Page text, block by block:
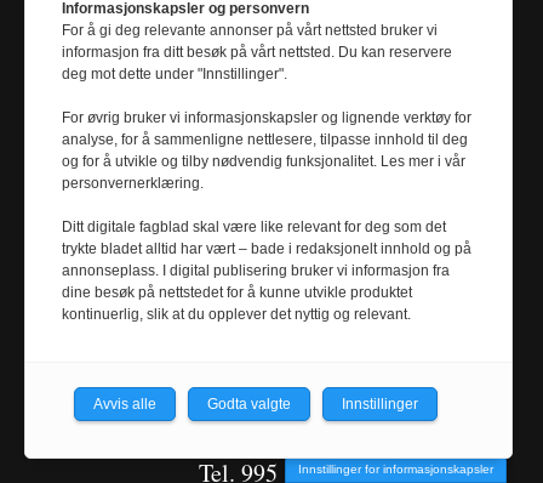
Tel. 918 97 876
Redaksjonssjef
BENEDIKTERIKSTAD
JAVOROVIC
benedikt.e.javorovic@
universitetsavisa.no
Tel. 472 38 560
mari.r.hanger@
Tel. 995 86 297Innstillinger for informasjonskapsler
Informasjonskapsler og personvern
For å gi deg relevante annonser på vårt nettsted bruker vi
informasjon fra ditt besøk på vårt nettsted. Du kan reservere
deg mot dette under "Innstillinger".
For øvrig bruker vi informasjonskapsler og lignende verktøy for
analyse, for å sammenligne nettlesere, tilpasse innhold til deg
og for å utvikle og tilby nødvendig funksjonalitet. Les mer i vår
personvernerklæring.
Ditt digitale fagblad skal være like relevant for deg som det
trykte bladet alltid har vært – bade i redaksjonelt innhold og på
annonseplass. I digital publisering bruker vi informasjon fra
dine besøk på nettstedet for å kunne utvikle produktet
kontinuerlig, slik at du opplever det nyttig og relevant.
Avvis alle Godta valgte Innstillinger